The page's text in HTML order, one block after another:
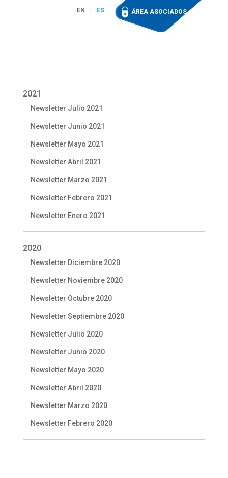
EN ES ÁREA ASOCIADOS
2021
Newsletter Julio 2021
Newsletter Junio 2021
Newsletter Mayo 2021
Newsletter Abril 2021
Newsletter Marzo 2021
Newsletter Febrero 2021
Newsletter Enero 2021
2020
Newsletter Diciembre 2020
Newsletter Noviembre 2020
Newsletter Octubre 2020
Newsletter Septiembre 2020
Newsletter Julio 2020
Newsletter Junio 2020
Newsletter Mayo 2020
Newsletter Abril 2020
Newsletter Marzo 2020
Newsletter Febrero 2020